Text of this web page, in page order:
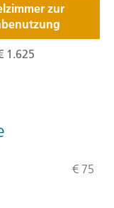
zur
1.625
€ 75